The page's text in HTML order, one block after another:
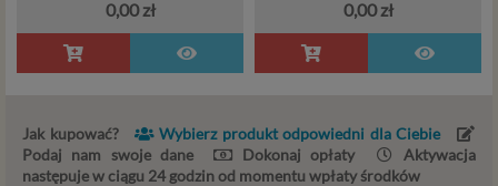
0,00 zł 0,00 zł
Jak kupować?
Wybierz produkt odpowiedni dla Ciebie
Podaj nam swoje dane
Dokonaj opłaty
Aktywacja
następuje w ciągu 24 godzin od momentu wpłaty środków
podmiot przetwarzający dane jednej z dopuszczonych
przez RODO podstaw prawnych i wyłącznie w celu
dostosowanym do danej podstawy, zgodnie z opisem
istnienia podstawy do ich przetwarzania – czyli w
przypadku udzielenia zgody do momentu jej cofnięcia,
ograniczenia lub innych działań z Twojej strony